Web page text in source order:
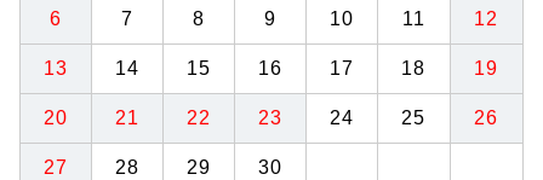
6 7 8 9 10 11 12
13 14 15 16 17 18 19
20 21 22 23 24 25 26
27 28 29 30